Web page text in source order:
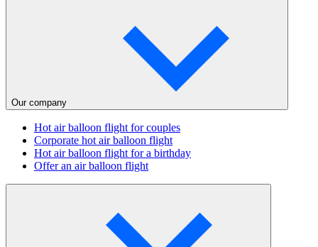
Our company
Hot air balloon flight for couples
Corporate hot air balloon flight
Hot air balloon flight for a birthday
Offer an air balloon flight